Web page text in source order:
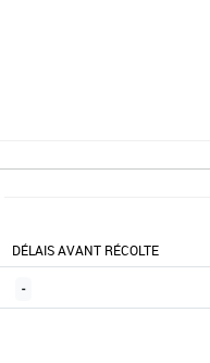
DÉLAIS AVANT RÉCOLTE
-